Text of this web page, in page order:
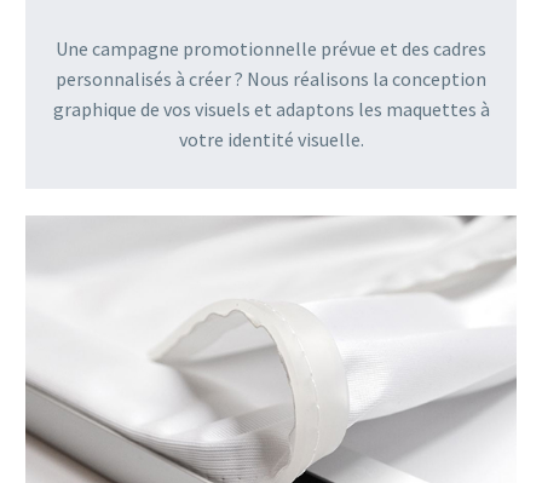
Une campagne promotionnelle prévue et des cadres
personnalisés à créer ? Nous réalisons la conception
graphique de vos visuels et adaptons les maquettes à
votre identité visuelle.